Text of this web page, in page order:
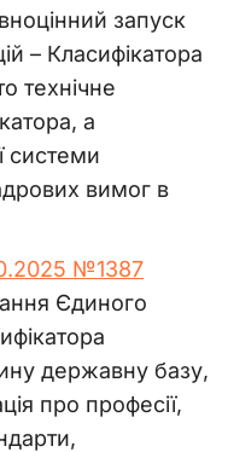
запуск
– Класифікатора
технічне
а
системи
вимог в
№1387
Єдиного
державну базу,
про професії,